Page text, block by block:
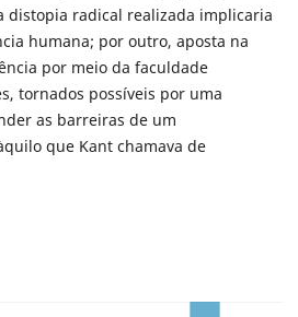
distopia radical realizada implicaria
humana; por outro, aposta na
por meio da faculdade
tornados possíveis por uma
as barreiras de um
que Kant chamava de